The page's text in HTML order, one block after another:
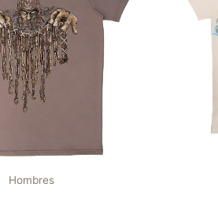
Hombres